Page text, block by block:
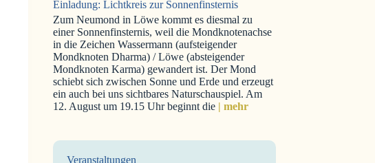
Einladung: Lichtkreis zur Sonnenfinsternis
Zum Neumond in Löwe kommt es diesmal zu
einer Sonnenfinsternis, weil die Mondknotenachse
in die Zeichen Wassermann (aufsteigender
Mondknoten Dharma) / Löwe (absteigender
Mondknoten Karma) gewandert ist. Der Mond
schiebt sich zwischen Sonne und Erde und erzeugt
ein auch bei uns sichtbares Naturschauspiel. Am
12. August um 19.15 Uhr beginnt die | mehr
Veranstaltungen